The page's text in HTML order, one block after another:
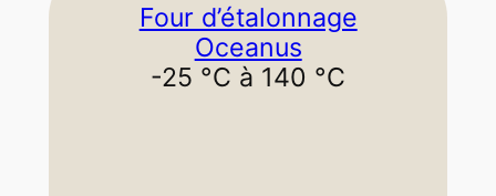
Four d’étalonnage
Oceanus
-25 °C à 140 °C